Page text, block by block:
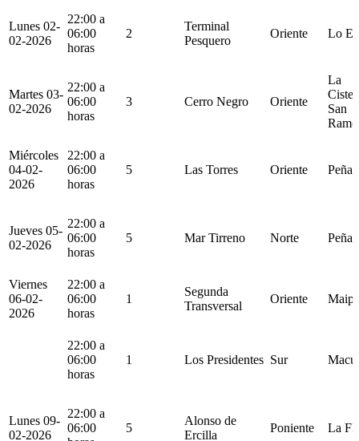
Lunes 02-
02-2026
22:00 a
06:00
horas
2
Terminal
Pesquero
Oriente Lo
Martes 03-
02-2026
22:00 a
06:00
horas
3 Cerro Negro Oriente
La
San
Miércoles
04-02-
2026
22:00 a
06:00
horas
5 Las Torres Oriente
Jueves 05-
02-2026
22:00 a
06:00
horas
5 Mar Tirreno Norte
Viernes
06-02-
2026
22:00 a
06:00
horas
1
Segunda
Transversal
Oriente
22:00 a
06:00
horas
1 Los Presidentes Sur Macul
Lunes 09-
02-2026
22:00 a
06:00
5
Alonso de
Ercilla
Poniente La